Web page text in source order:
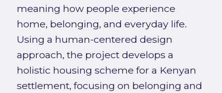
meaning how people experience
home, belonging, and everyday life.
Using a human-centered design
approach, the project develops a
holistic housing scheme for a Kenyan
settlement, focusing on belonging and